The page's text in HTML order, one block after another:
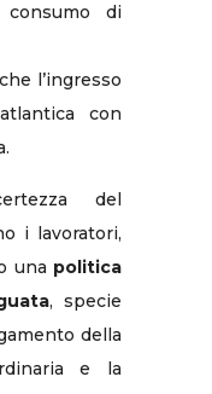
di
l’ingresso
con
del
i lavoratori,
una politica
, specie
della
e la